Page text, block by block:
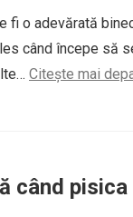
fi o adevărată
când începe să
Citește mai
când